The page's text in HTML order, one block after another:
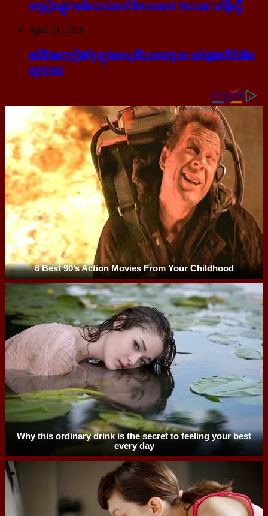
ចម្រៀង​ផ្លូវការ​នៃ​បាល់ទាត់​ពិភពលោក ២០១៨ នៅ​រ៉ូស្ស៊ី
April 21, 2018
របាំ​និង​ចម្រៀង​ខ្មែរ​ក្នុង​ទស្សនីយភាព​មួយ នៅ​រដ្ឋធានី​ប៉ារីស​
ល្ងាច​នេះ